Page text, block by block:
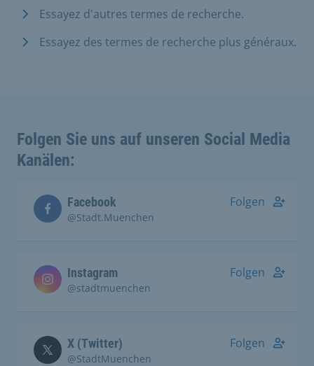
Essayez d'autres termes de recherche.
Essayez des termes de recherche plus généraux.
Folgen Sie uns auf unseren Social Media
Kanälen:
Facebook
@Stadt.Muenchen
Folgen
Instagram
@stadtmuenchen
Folgen
X (Twitter)
@StadtMuenchen
Folgen